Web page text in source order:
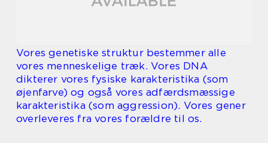
Vores genetiske struktur bestemmer alle
vores menneskelige træk. Vores DNA
dikterer vores fysiske karakteristika (som
øjenfarve) og også vores adfærdsmæssige
karakteristika (som aggression). Vores gener
overleveres fra vores forældre til os.